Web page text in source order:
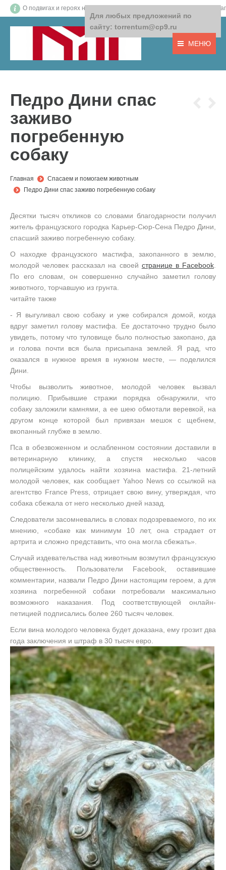
О подвигах и героях нашего времени! О том, что важно! О
МЕНЮ
Педро Дини спас
заживо
погребенную
собаку
You are here:
Главная
Спасаем и помогаем животным
Педро Дини спас заживо погребенную собаку
Десятки тысяч откликов со словами благодарности получил
житель французского городка Карьер-Сюр-Сена Педро Дини,
спасший заживо погребенную собаку.
О находке французского мастифа, закопанного в землю,
молодой человек рассказал на своей странице в Facebook
По его словам, он совершенно случайно заметил голову
животного, торчавшую из грунта.
читайте также
- Я выгуливал свою собаку и уже собирался домой, когда
вдруг заметил голову мастифа. Ее достаточно трудно было
увидеть, потому что туловище было полностью закопано, да
и голова почти вся была присыпана землей. Я рад, что
оказался в нужное время в нужном месте, — поделился
Дини.
Чтобы вызволить животное, молодой человек вызвал
полицию. Прибывшие стражи порядка обнаружили, что
собаку заложили камнями, а ее шею обмотали веревкой, на
другом конце которой был привязан мешок с щебнем,
вкопанный глубже в землю.
Пса в обезвоженном и ослабленном состоянии доставили в
ветеринарную клинику, а спустя несколько часов
полицейским удалось найти хозяина мастифа. 21-летний
молодой человек, как сообщает Yahoo News со ссылкой на
агентство France Press, отрицает свою вину, утверждая, что
собака сбежала от него несколько дней назад.
Следователи засомневались в словах подозреваемого, по их
мнению, «собаке как минимум 10 лет, она страдает от
артрита и сложно представить, что она могла сбежать».
Случай издевательства над животным возмутил французскую
общественность. Пользователи Facebook, оставившие
комментарии, назвали Педро Дини настоящим героем, а для
хозяина погребенной собаки потребовали максимально
возможного наказания. Под соответствующей онлайн-
петицией подписались более 260 тысяч человек.
Если вина молодого человека будет доказана, ему грозит два
года заключения и штраф в 30 тысяч евро.
Для любых предложений по
сайту: torrentum@cp9.ru